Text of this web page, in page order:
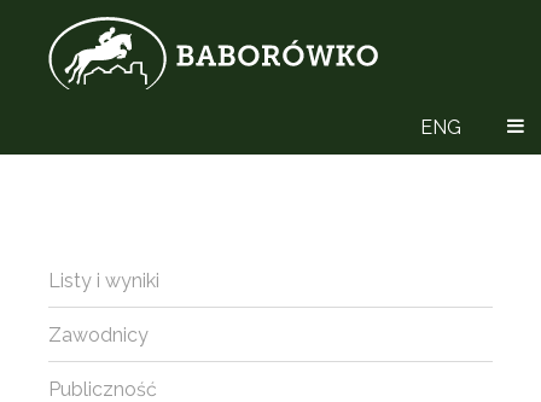
ENG
Listy i wyniki
Zawodnicy
Publiczność